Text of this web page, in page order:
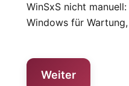
WinSxS nicht
Windows für
Weiter